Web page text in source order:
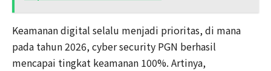
Keamanan digital selalu menjadi prioritas, di mana
pada tahun 2026, cyber security PGN berhasil
mencapai tingkat keamanan 100%. Artinya,